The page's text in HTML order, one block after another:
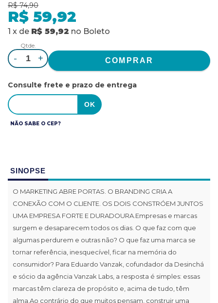
R$ 74,90
R$ 59,92
1 x de R$ 59,92 no Boleto
Qtde.
- +
Consulte frete e prazo de entrega
NÃO SABE O CEP?
SINOPSE
O MARKETING ABRE PORTAS. O BRANDING CRIA A
CONEXÃO COM O CLIENTE. OS DOIS CONSTRÓEM JUNTOS
UMA EMPRESA FORTE E DURADOURA.Empresas e marcas
surgem e desaparecem todos os dias. O que faz com que
algumas perdurem e outras não? O que faz uma marca se
tornar referência, inesquecível, ficar na memória do
consumidor? Para Eduardo Vanzak, cofundador da Desinchá
e sócio da agência Vanzak Labs, a resposta é simples: essas
marcas têm clareza de propósito e, acima de tudo, têm
alma.Ao contrário do que muitos pensam, construir uma